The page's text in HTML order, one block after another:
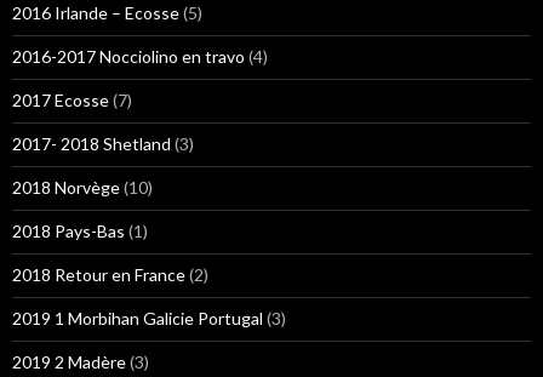
2016 Irlande – Ecosse(5)
2016-2017 Nocciolino en travo (4)
2017 Ecosse(7)
2017- 2018 Shetland (3)
2018 Norvège(10)
2018 Pays-Bas (1)
2018 Retour en France(2)
2019 1 Morbihan Galicie Portugal (3)
2019 2 Madère(3)